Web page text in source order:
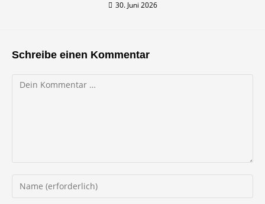
30. Juni 2026
Schreibe einen Kommentar
Kommentar
Gib
deinen